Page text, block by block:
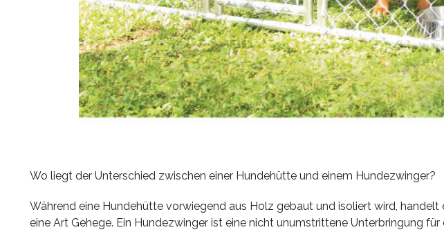
Wo liegt der Unterschied zwischen einer Hundehütte und einem Hundezwinger?
Während eine Hundehütte vorwiegend aus Holz gebaut und isoliert wird,
eine Art Gehege. Ein Hundezwinger ist eine nicht unumstrittene Unterbringung